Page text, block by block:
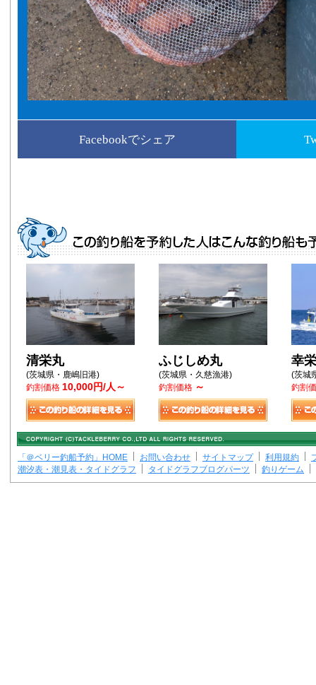
Facebookでシェア
清栄丸
(茨城県・鹿嶋旧港)
釣割価格 10,000円/人～
ふじしめ丸
(茨城県・久慈漁港)
釣割価格 ～
幸
(茨城
釣割
「＠ベリー釣船予約」HOME お問い合わせ サイトマップ 利用規約
潮汐表・潮見表・タイドグラフ
タイドグラフブログパーツ 釣りゲーム